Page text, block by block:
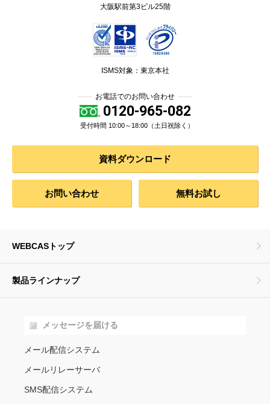
大阪駅前第3ビル25階
ISMS対象：東京本社
お電話でのお問い合わせ
0120-965-082
受付時間 10:00～18:00（土日祝除く）
資料ダウンロード
お問い合わせ 無料お試し
WEBCASトップ
製品ラインナップ
メッセージを届ける
メール配信システム
メールリレーサーバ
SMS配信システム